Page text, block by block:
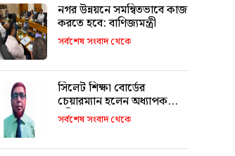
নগর উন্নয়নে সমন্বিতভাবে কাজ
করতে হবে: বাণিজ্যমন্ত্রী
সর্বশেষ সংবাদ থেকে
সিলেট শিক্ষা বোর্ডের
চেয়ারম্যান হলেন অধ্যাপক
শহীদুল আলম
সর্বশেষ সংবাদ থেকে